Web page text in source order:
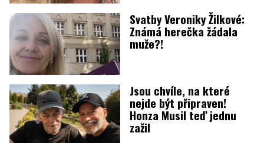
Svatby Veroniky Žilkové:
Známá herečka žádala
muže?!
Jsou chvíle, na které
nejde být připraven!
Honza Musil teď jednu
zažil